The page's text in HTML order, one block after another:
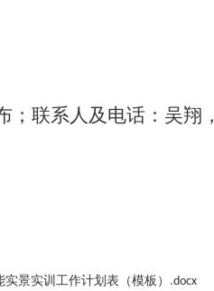
；联系人及电话：吴翔
景实训工作计划表（模板）.docx